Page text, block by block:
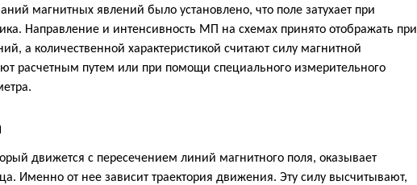
магнитных явлений было установлено, что поле затухает при
Направление и интенсивность МП на схемах принято отображать при
а количественной характеристикой считают силу магнитной
расчетным путем или при помощи специального измерительного
движется с пересечением линий магнитного поля, оказывает
Именно от нее зависит траектория движения. Эту силу высчитывают,